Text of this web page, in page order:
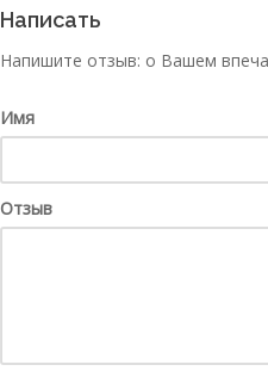
Написать
Напишите отзыв: о Вашем
Имя
Отзыв